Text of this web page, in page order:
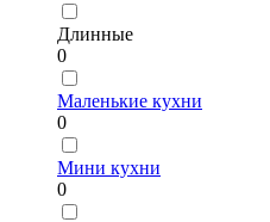
Длинные
0
Маленькие кухни
0
Мини кухни
0